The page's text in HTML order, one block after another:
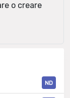
o creare
ND